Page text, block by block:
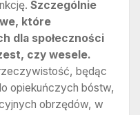
Szczególnie
które
dla społeczności
czy wesele.
będąc
opiekuńczych bóstw,
obrzędów, w